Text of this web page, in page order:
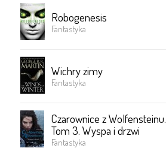
Robogenesis
Fantastyka
Wichry zimy
Fantastyka
Czarownice z Wolfensteinu.
Tom 3. Wyspa i drzwi
Fantastyka